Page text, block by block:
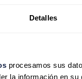
Detalles
procesamos sus
la información en
coste de la materia
el impacto de
año para un cliente